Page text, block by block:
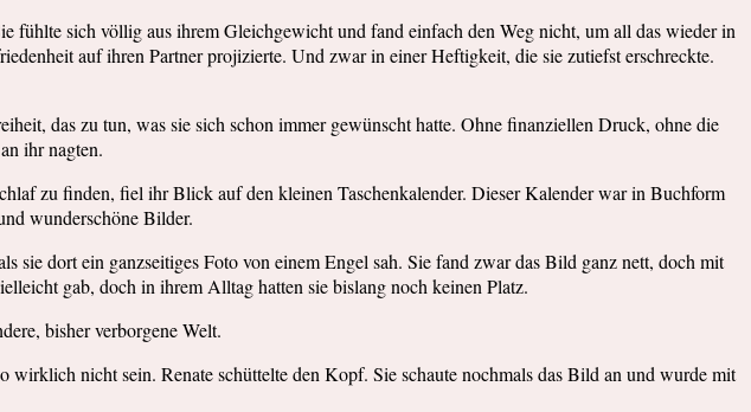
fühlte sich völlig aus ihrem Gleichgewicht und fand einfach den Weg nicht, um all das wieder in
auf ihren Partner projizierte. Und zwar in einer Heftigkeit, die sie zutiefst erschreckte.
das zu tun, was sie sich schon immer gewünscht hatte. Ohne finanziellen Druck, ohne die
ihr nagten.
zu finden, fiel ihr Blick auf den kleinen Taschenkalender. Dieser Kalender war in Buchform
wunderschöne Bilder.
dort ein ganzseitiges Foto von einem Engel sah. Sie fand zwar das Bild ganz nett, doch mit
gab, doch in ihrem Alltag hatten sie bislang noch keinen Platz.
bisher verborgene Welt.
nicht sein. Renate schüttelte den Kopf. Sie schaute nochmals das Bild an und wurde mit